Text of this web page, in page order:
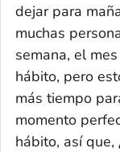
dejar para
muchas
semana, el
hábito, pero
más tiempo
momento
hábito, así que,